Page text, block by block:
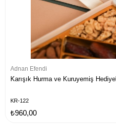
Adnan Efendi
Karışık Hurma ve Kuruyemiş
KR-122
₺960,00